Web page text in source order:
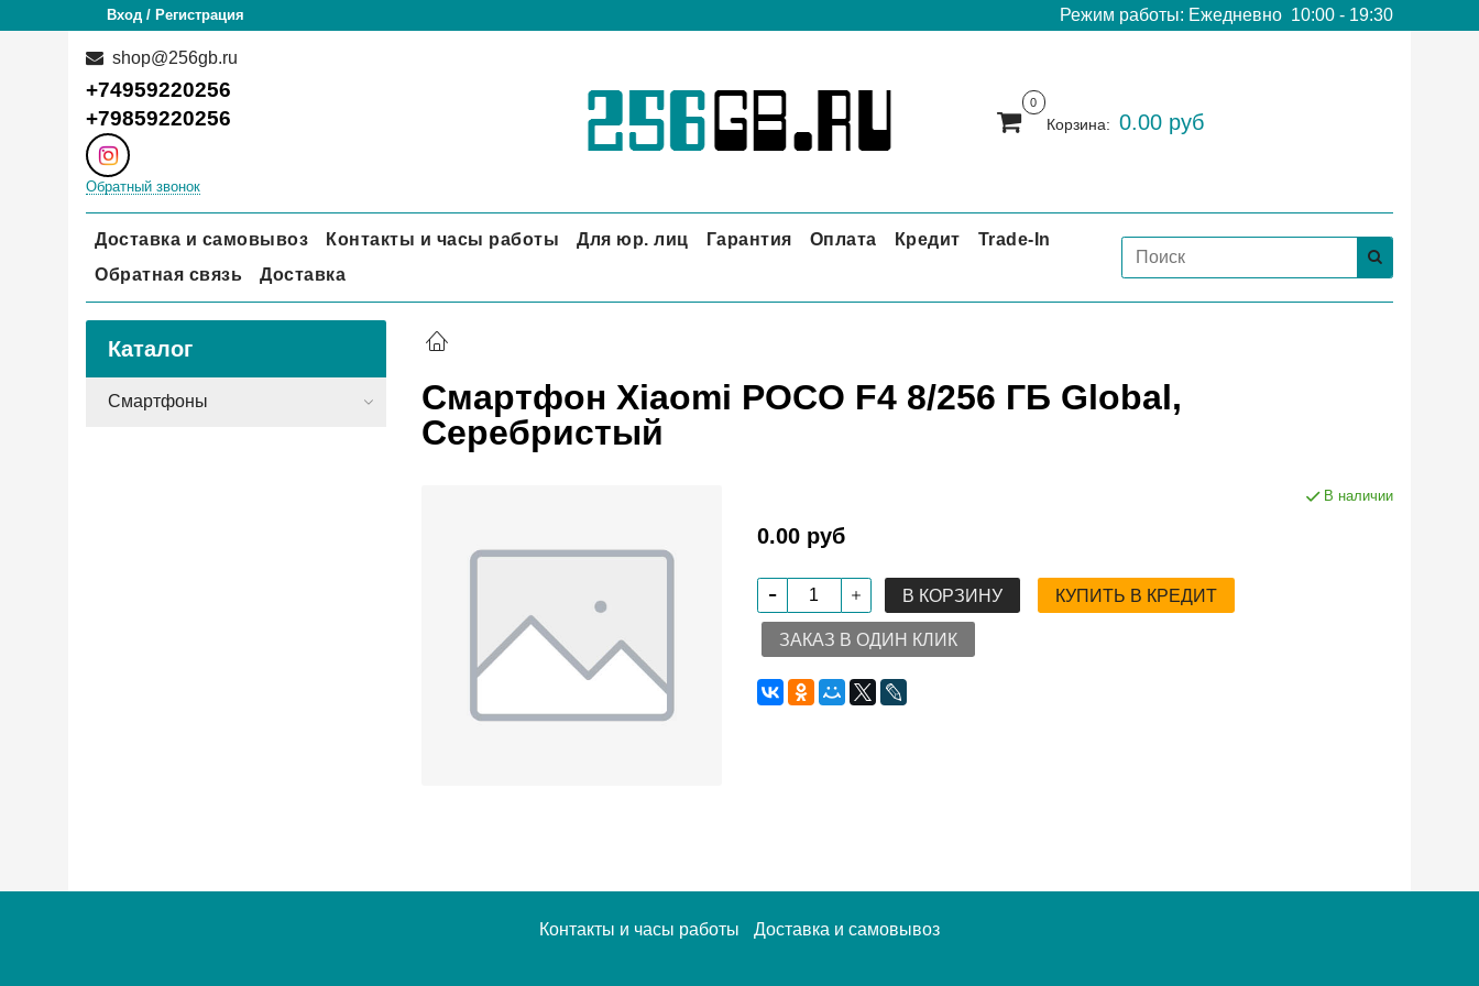
Вход / Регистрация Режим работы: Ежедневно 10:00 - 19:30
shop@256gb.ru
+74959220256
+79859220256
Обратный звонок
0
Корзина: 0.00 руб
Доставка и самовывоз Контакты и часы работы Для юр. лиц Гарантия Оплата Кредит
Trade-In
Обратная связь
Доставка
Смартфон Xiaomi POCO F4 8/256 ГБ Global,
Серебристый
В наличии
0.00 руб
В КОРЗИНУ КУПИТЬ В КРЕДИТ
ЗАКАЗ В ОДИН КЛИК
Каталог
Смартфоны
Контакты и часы работы Доставка и самовывоз